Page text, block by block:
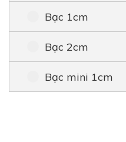
Bạc 1cm
Bạc 2cm
Bạc mini 1cm